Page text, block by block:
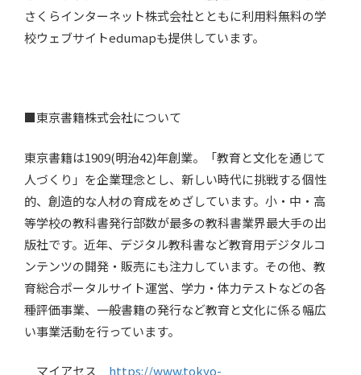
さくらインターネット株式会社とともに利用料無料の学
校ウェブサイトedumapも提供しています。
■東京書籍株式会社について
東京書籍は1909(明治42)年創業。「教育と文化を通じて
人づくり」を企業理念とし、新しい時代に挑戦する個性
的、創造的な人材の育成をめざしています。小・中・高
等学校の教科書発行部数が最多の教科書業界最大手の出
版社です。近年、デジタル教科書など教育用デジタルコ
ンテンツの開発・販売にも注力しています。その他、教
育総合ポータルサイト運営、学力・体力テストなどの各
種評価事業、一般書籍の発行など教育と文化に係る幅広
い事業活動を行っています。
マイアセス https://www.tokyo-